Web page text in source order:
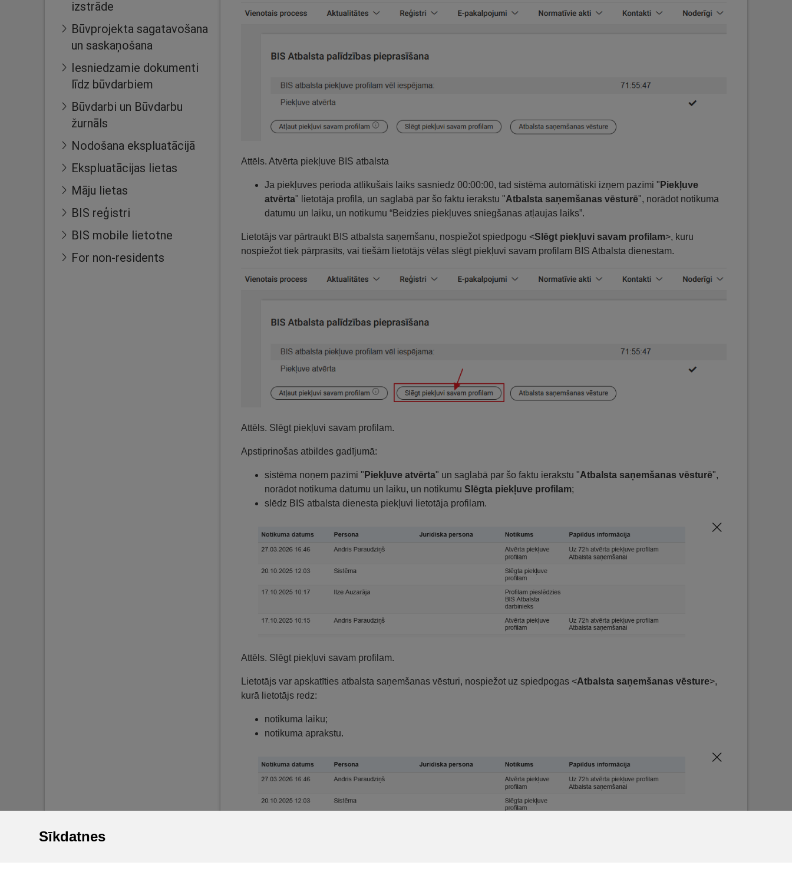
Sīkdatnes
izstrāde
Būvprojekta sagatavošana
un saskaņošana
Iesniedzamie dokumenti
līdz būvdarbiem
Būvdarbi un Būvdarbu
žurnāls
Nodošana ekspluatācijā
Ekspluatācijas lietas
Māju lietas
BIS reģistri
BIS mobile lietotne
For non-residents
Attēls. Atvērta piekļuve BIS atbalsta
Ja piekļuves perioda atlikušais laiks sasniedz 00:00:00, tad sistēma automātiski izņem pazīmi " Piekļuve
atvērta" lietotāja profilā, un saglabā par šo faktu ierakstu "Atbalsta saņemšanas vēsturē", norādot notikuma
datumu un laiku, un notikumu “Beidzies piekļuves sniegšanas atļaujas laiks”.
Lietotājs var pārtraukt BIS atbalsta saņemšanu, nospiežot spiedpogu <Slēgt piekļuvi savam profilam>, kuru
nospiežot tiek pārprasīts, vai tiešām lietotājs vēlas slēgt piekļuvi savam profilam BIS Atbalsta dienestam.
Attēls. Slēgt piekļuvi savam profilam.
Apstiprinošas atbildes gadījumā:
sistēma noņem pazīmi " Piekļuve atvērta" un saglabā par šo faktu ierakstu "Atbalsta saņemšanas vēsturē",
norādot notikuma datumu un laiku, un notikumu Slēgta piekļuve profilam;
slēdz BIS atbalsta dienesta piekļuvi lietotāja profilam.
Attēls. Slēgt piekļuvi savam profilam.
Lietotājs var apskatīties atbalsta saņemšanas vēsturi, nospiežot uz spiedpogas <Atbalsta saņemšanas vēsture>,
kurā lietotājs redz:
notikuma laiku;
notikuma aprakstu.